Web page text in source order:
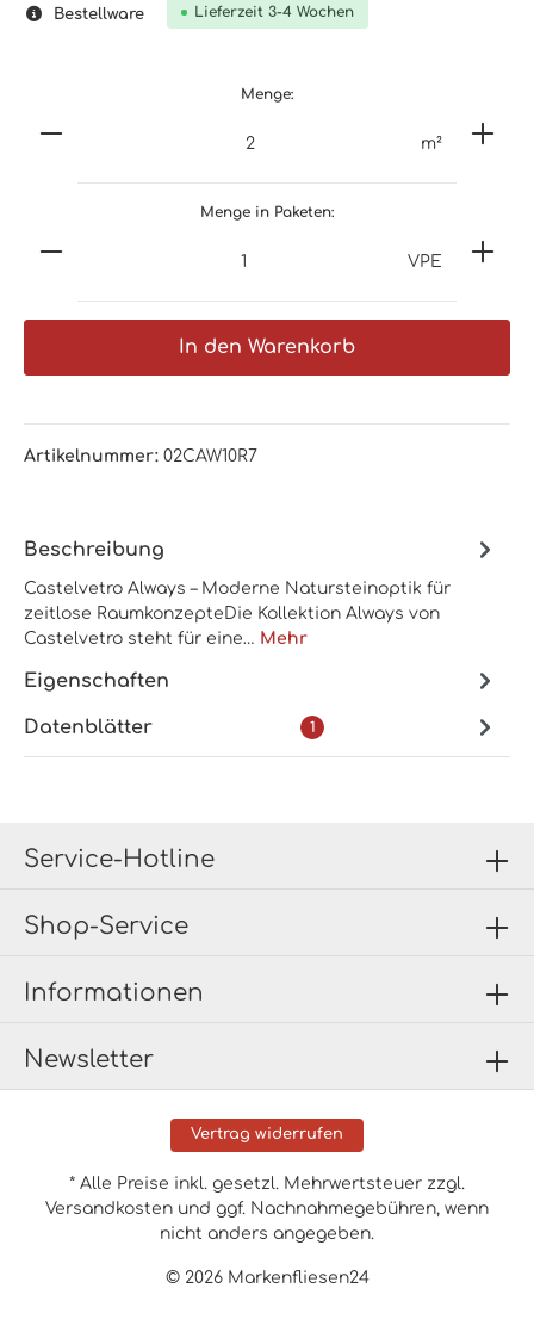
Bestellware Lieferzeit 3-4 Wochen
Menge:
m²
Menge in Paketen:
VPE
In den Warenkorb
Artikelnummer: 02CAW10R7
Beschreibung
Castelvetro Always – Moderne Natursteinoptik für
zeitlose RaumkonzepteDie Kollektion Always von
Castelvetro steht für eine… Mehr
Eigenschaften
Datenblätter 1
Newsletter
Service-Hotline
Shop-Service
Informationen
Vertrag widerrufen
© 2026 Markenfliesen24
* Alle Preise inkl. gesetzl. Mehrwertsteuer zzgl.
Versandkosten und ggf. Nachnahmegebühren, wenn
nicht anders angegeben.